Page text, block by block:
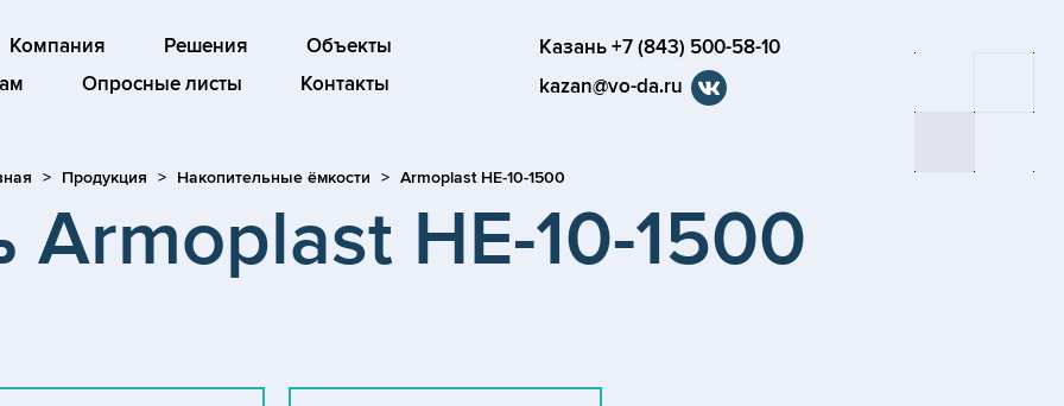
Компания Решения
Объекты
Опросные листы Контакты
Казань +7 (843) 500-58-10
kazan@vo-da.ru
Продукция Накопительные ёмкости Armoplast HE-10-1500
Armoplast HE-10-1500